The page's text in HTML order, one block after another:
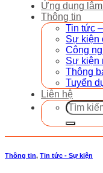
Ứng dụng
Thông tin
Tin tức
Sự kiện
Công
Sự kiện
Thông
Tuyển
Liên hệ
Tìm
kiếm:
Thông tin, Tin tức - Sự kiện